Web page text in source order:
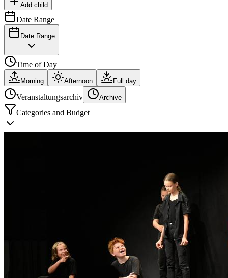
Add child
Date Range
Date Range
Time of Day
Morning Afternoon Full day
Veranstaltungsarchiv Archive
Categories and Budget